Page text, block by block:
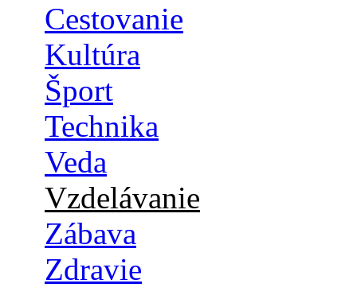
Cestovanie
Kultúra
Šport
Technika
Veda
Vzdelávanie
Zábava
Zdravie